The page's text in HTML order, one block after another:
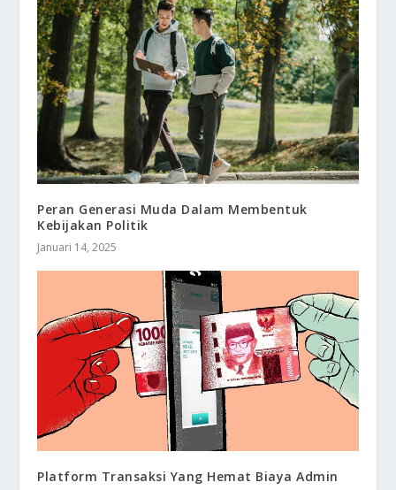
Peran Generasi Muda Dalam Membentuk
Kebijakan Politik
Januari 14, 2025
Platform Transaksi Yang Hemat Biaya Admin